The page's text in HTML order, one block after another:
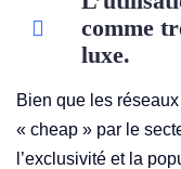
comme
luxe.
Bien que les
« cheap » par le
l’exclusivité et la